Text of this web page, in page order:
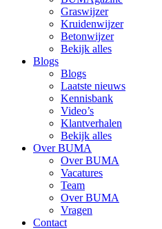
Graswijzer
Kruidenwijzer
Betonwijzer
Bekijk alles
Blogs
Blogs
Laatste nieuws
Kennisbank
Video’s
Klantverhalen
Bekijk alles
Over BUMA
Over BUMA
Vacatures
Team
Over BUMA
Vragen
Contact